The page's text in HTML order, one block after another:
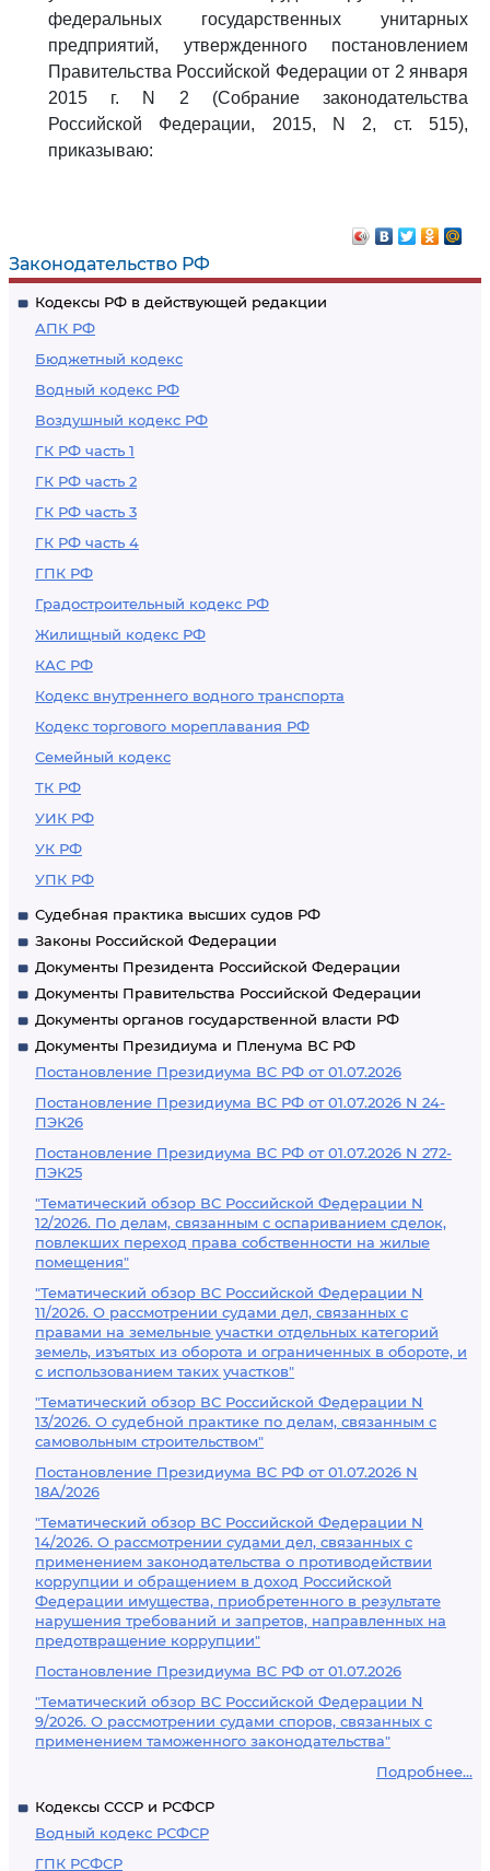
Законодательство РФ
Кодексы РФ в действующей редакции
АПК РФ
Бюджетный кодекс
Водный кодекс РФ
Воздушный кодекс РФ
ГК РФ часть 1
ГК РФ часть 2
ГК РФ часть 3
ГК РФ часть 4
ГПК РФ
Градостроительный кодекс РФ
Жилищный кодекс РФ
КАС РФ
Кодекс внутреннего водного транспорта
Кодекс торгового мореплавания РФ
Семейный кодекс
ТК РФ
УИК РФ
УК РФ
УПК РФ
Судебная практика высших судов РФ
Законы Российской Федерации
Документы Президента Российской Федерации
Документы Правительства Российской Федерации
Документы органов государственной власти РФ
Документы Президиума и Пленума ВС РФ
Постановление Президиума ВС РФ от 01.07.2026
Постановление Президиума ВС РФ от 01.07.2026 N 24-
ПЭК26
Постановление Президиума ВС РФ от 01.07.2026 N 272-
ПЭК25
"Тематический обзор ВС Российской Федерации N
12/2026. По делам, связанным с оспариванием сделок,
повлекших переход права собственности на жилые
помещения"
"Тематический обзор ВС Российской Федерации N
11/2026. О рассмотрении судами дел, связанных с
правами на земельные участки отдельных категорий
земель, изъятых из оборота и ограниченных в обороте, и
с использованием таких участков"
"Тематический обзор ВС Российской Федерации N
13/2026. О судебной практике по делам, связанным с
самовольным строительством"
Постановление Президиума ВС РФ от 01.07.2026 N
18А/2026
"Тематический обзор ВС Российской Федерации N
14/2026. О рассмотрении судами дел, связанных с
применением законодательства о противодействии
коррупции и обращением в доход Российской
Федерации имущества, приобретенного в результате
нарушения требований и запретов, направленных на
предотвращение коррупции"
Постановление Президиума ВС РФ от 01.07.2026
"Тематический обзор ВС Российской Федерации N
9/2026. О рассмотрении судами споров, связанных с
применением таможенного законодательства"
Подробнее...
Кодексы СССР и РСФСР
Водный кодекс РСФСР
ГПК РСФСР
федеральных государственных унитарных
предприятий, утвержденного постановлением
Правительства Российской Федерации от 2 января
2015 г. N 2 (Собрание законодательства
Российской Федерации, 2015, N 2, ст. 515),
приказываю: